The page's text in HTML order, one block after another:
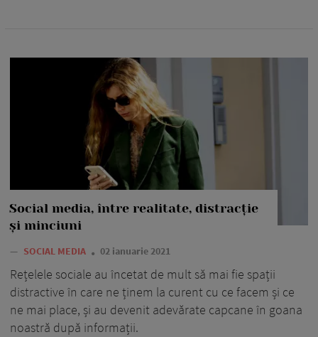
Social media, între realitate, distracție
și minciuni
— SOCIAL MEDIA 02 ianuarie 2021
Rețelele sociale au încetat de mult să mai fie spații
distractive în care ne ținem la curent cu ce facem și ce
ne mai place, și au devenit adevărate capcane în goana
noastră după informații.